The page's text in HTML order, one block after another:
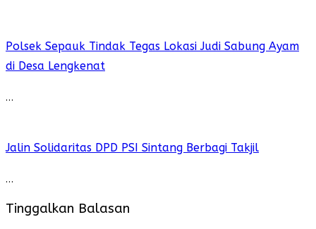
Polsek Sepauk Tindak Tegas Lokasi Judi Sabung Ayam
di Desa Lengkenat
…
Jalin Solidaritas DPD PSI Sintang Berbagi Takjil
…
Tinggalkan Balasan